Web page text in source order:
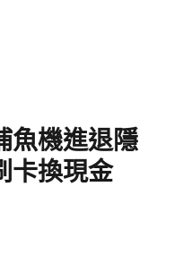
魚機進退隱
卡換現金